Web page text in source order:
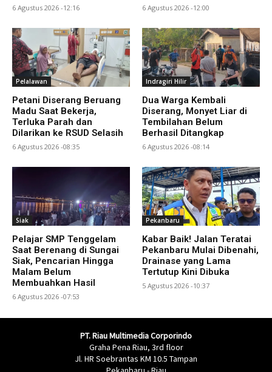
6 Agustus 2026 -12:16 6 Agustus 2026 -12:00
Pelalawan
Petani Diserang Beruang
Madu Saat Bekerja,
Terluka Parah dan
Dilarikan ke RSUD Selasih
6 Agustus 2026 -08:35
Indragiri Hilir
Dua Warga Kembali
Diserang, Monyet Liar di
Tembilahan Belum
Berhasil Ditangkap
6 Agustus 2026 -08:14
Siak
Pelajar SMP Tenggelam
Saat Berenang di Sungai
Siak, Pencarian Hingga
Malam Belum
Membuahkan Hasil
6 Agustus 2026 -07:53
Pekanbaru
Kabar Baik! Jalan Teratai
Pekanbaru Mulai Dibenahi,
Drainase yang Lama
Tertutup Kini Dibuka
5 Agustus 2026 -10:37
PT. Riau Multimedia Corporindo
Graha Pena Riau, 3rd floor
Jl. HR Soebrantas KM 10.5 Tampan